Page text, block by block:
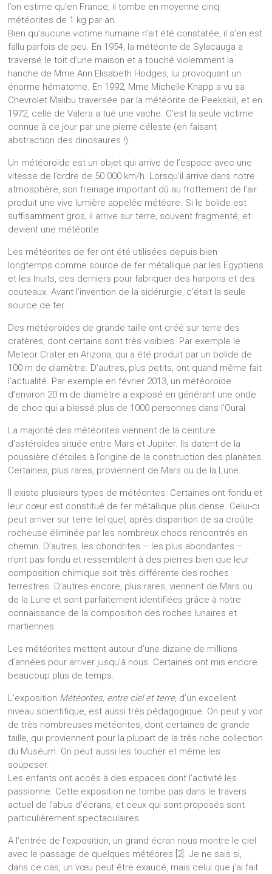
l’on estime qu’en France, il tombe en moyenne cinq
météorites de 1 kg par an.
Bien qu’aucune victime humaine n’ait été constatée, il s’en est
fallu parfois de peu. En 1954, la météorite de Sylacauga a
traversé le toit d’une maison et a touché violemment la
hanche de Mme Ann Elisabeth Hodges, lui provoquant un
énorme hématome. En 1992, Mme Michelle Knapp a vu sa
Chevrolet Malibu traversée par la météorite de Peekskill, et en
1972, celle de Valera a tué une vache. C’est la seule victime
connue à ce jour par une pierre céleste (en faisant
abstraction des dinosaures !).
Un météoroïde est un objet qui arrive de l’espace avec une
vitesse de l’ordre de 50 000 km/h. Lorsqu’il arrive dans notre
atmosphère, son freinage important dû au frottement de l’air
produit une vive lumière appelée météore. Si le bolide est
suffisamment gros, il arrive sur terre, souvent fragmenté, et
devient une météorite.
Les météorites de fer ont été utilisées depuis bien
longtemps comme source de fer métallique par les Egyptiens
et les Inuits, ces derniers pour fabriquer des harpons et des
couteaux. Avant l’invention de la sidérurgie, c’était la seule
source de fer.
Des météoroïdes de grande taille ont créé sur terre des
cratères, dont certains sont très visibles. Par exemple le
Meteor Crater en Arizona, qui a été produit par un bolide de
100 m de diamètre. D’autres, plus petits, ont quand même fait
l’actualité. Par exemple en février 2013, un météoroïde
d’environ 20 m de diamètre a explosé en générant une onde
de choc qui a blessé plus de 1000 personnes dans l’Oural.
La majorité des météorites viennent de la ceinture
d’astéroïdes située entre Mars et Jupiter. Ils datent de la
poussière d’étoiles à l’origine de la construction des planètes.
Certaines, plus rares, proviennent de Mars ou de la Lune.
Il existe plusieurs types de météorites. Certaines ont fondu et
leur cœur est constitué de fer métallique plus dense. Celui-ci
peut arriver sur terre tel quel, après disparition de sa croûte
rocheuse éliminée par les nombreux chocs rencontrés en
chemin. D’autres, les chondrites – les plus abondantes –
n’ont pas fondu et ressemblent à des pierres bien que leur
composition chimique soit très différente des roches
terrestres. D’autres encore, plus rares, viennent de Mars ou
de la Lune et sont parfaitement identifiées grâce à notre
connaissance de la composition des roches lunaires et
martiennes.
Les météorites mettent autour d’une dizaine de millions
d’années pour arriver jusqu’à nous. Certaines ont mis encore
beaucoup plus de temps.
L’exposition Météorites, entre ciel et terre, d’un excellent
niveau scientifique, est aussi très pédagogique. On peut y voir
de très nombreuses météorites, dont certaines de grande
taille, qui proviennent pour la plupart de la très riche collection
du Muséum. On peut aussi les toucher et même les
soupeser.
Les enfants ont accès à des espaces dont l’activité les
passionne. Cette exposition ne tombe pas dans le travers
actuel de l’abus d’écrans, et ceux qui sont proposés sont
particulièrement spectaculaires.
A l’entrée de l’exposition, un grand écran nous montre le ciel
avec le passage de quelques météores [2]. Je ne sais si,
dans ce cas, un vœu peut être exaucé, mais celui que j’ai fait